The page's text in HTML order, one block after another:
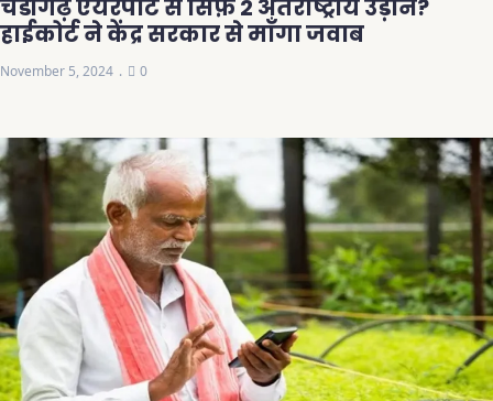
चंडीगढ़ एयरपोर्ट से सिर्फ़ 2 अंतर्राष्ट्रीय उड़ाने?
हाईकोर्ट ने केंद्र सरकार से माँगा जवाब
November 5, 2024 0